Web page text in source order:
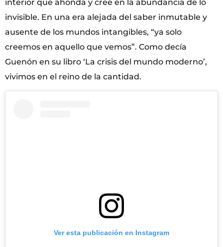
interior que ahonda y cree en la abundancia de lo
invisible. En una era alejada del saber inmutable y
ausente de los mundos intangibles, “ya solo
creemos en aquello que vemos”. Como decía
Guenón en su libro ‘La crisis del mundo moderno’,
vivimos en el reino de la cantidad.
Ver esta publicación en Instagram